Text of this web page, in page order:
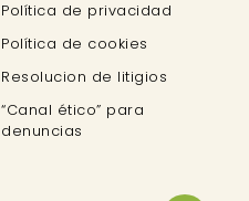
Política de privacidad
Política de cookies
Resolucion de litigios
“Canal ético” para
denuncias